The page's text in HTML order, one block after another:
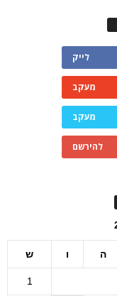
לייק
מעקב
מעקב
להירשם
ה ו ש
1